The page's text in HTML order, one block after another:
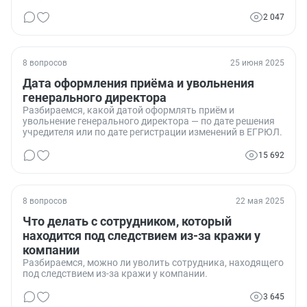
2 047
8 вопросов 25 июня 2025
Дата оформления приёма и увольнения
генерального директора
Разбираемся, какой датой оформлять приём и
увольнение генерального директора — по дате решения
учредителя или по дате регистрации изменений в ЕГРЮЛ.
15 692
8 вопросов 22 мая 2025
Что делать с сотрудником, который
находится под следствием из-за кражи у
компании
Разбираемся, можно ли уволить сотрудника, находящего
под следствием из-за кражи у компании.
3 645